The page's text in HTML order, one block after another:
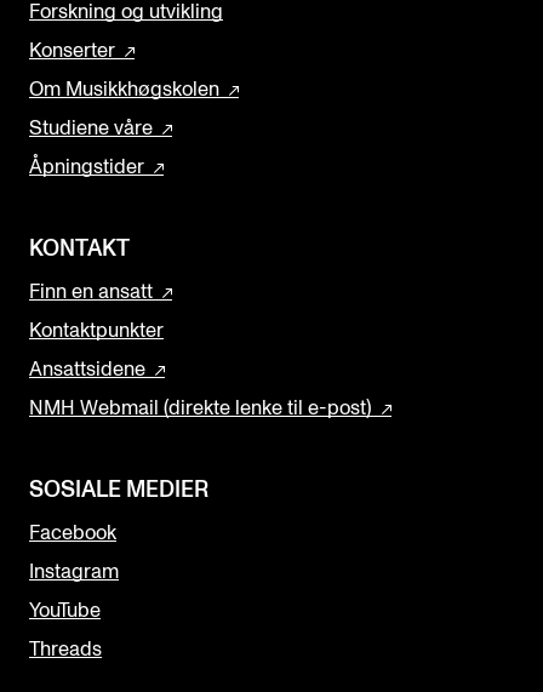
Forskning og utvikling
Konserter
Om Musikkhøgskolen
Studiene våre
Åpningstider
KONTAKT
Finn en ansatt
Kontaktpunkter
Ansattsidene
NMH Webmail (direkte lenke til e-post)
SOSIALE MEDIER
Facebook
Instagram
YouTube
Threads